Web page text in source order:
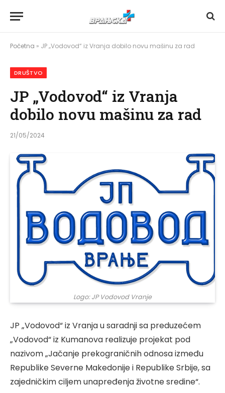
Početna » JP „Vodovod“ iz Vranja dobilo novu mašinu za rad
DRUŠTVO
JP „Vodovod“ iz Vranja
dobilo novu mašinu za rad
21/05/2024
Logo: JP Vodovod Vranje
JP „Vodovod“ iz Vranja u saradnji sa preduzećem
„Vodovod“ iz Kumanova realizuje projekat pod
nazivom „Jačanje prekograničnih odnosa između
Republike Severne Makedonije i Republike Srbije, sa
zajedničkim ciljem unapređenja životne sredine“.